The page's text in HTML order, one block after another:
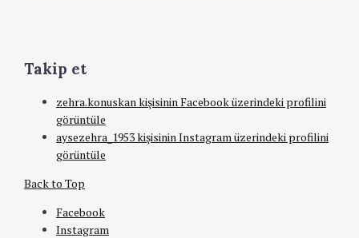
Takip et
zehra.konuskan kişisinin Facebook üzerindeki profilini
görüntüle
aysezehra_1953 kişisinin Instagram üzerindeki profilini
görüntüle
Back to Top
Facebook
Instagram